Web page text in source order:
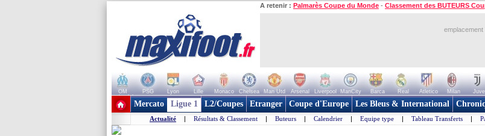
A retenir : Palmarès Coupe du Monde - Classement des BUTEURS
emplacement
OM PSG Lyon Lille Monaco Chelsea Man Utd Arsenal Liverpool ManCity Barca Real Atletico Milan Juve
+ de clubs
Mercato Ligue 1 L2/Coupes Etranger Coupe d'Europe Les Bleus & International
Actualité | Résultats & Classement | Buteurs | Calendrier | Equipe type | Tableau Transferts |